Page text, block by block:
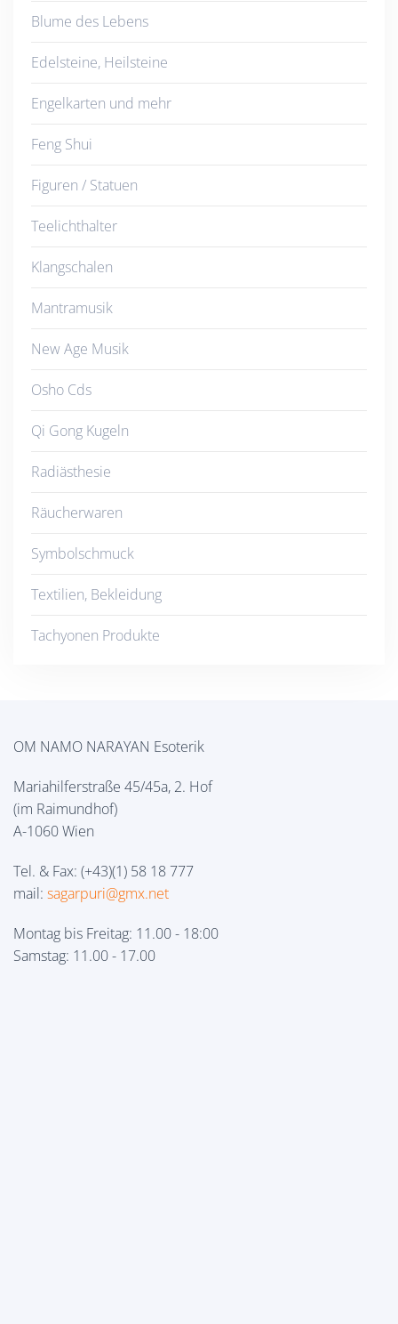
Blume des Lebens
Edelsteine, Heilsteine
Engelkarten und mehr
Feng Shui
Figuren / Statuen
Teelichthalter
Klangschalen
Mantramusik
New Age Musik
Osho Cds
Qi Gong Kugeln
Radiästhesie
Räucherwaren
Symbolschmuck
Textilien, Bekleidung
Tachyonen Produkte
OM NAMO NARAYAN Esoterik
Mariahilferstraße 45/45a, 2. Hof
(im Raimundhof)
A-1060 Wien
Tel. & Fax: (+43)(1) 58 18 777
mail: sagarpuri@gmx.net
Montag bis Freitag: 11.00 - 18:00
Samstag: 11.00 - 17.00